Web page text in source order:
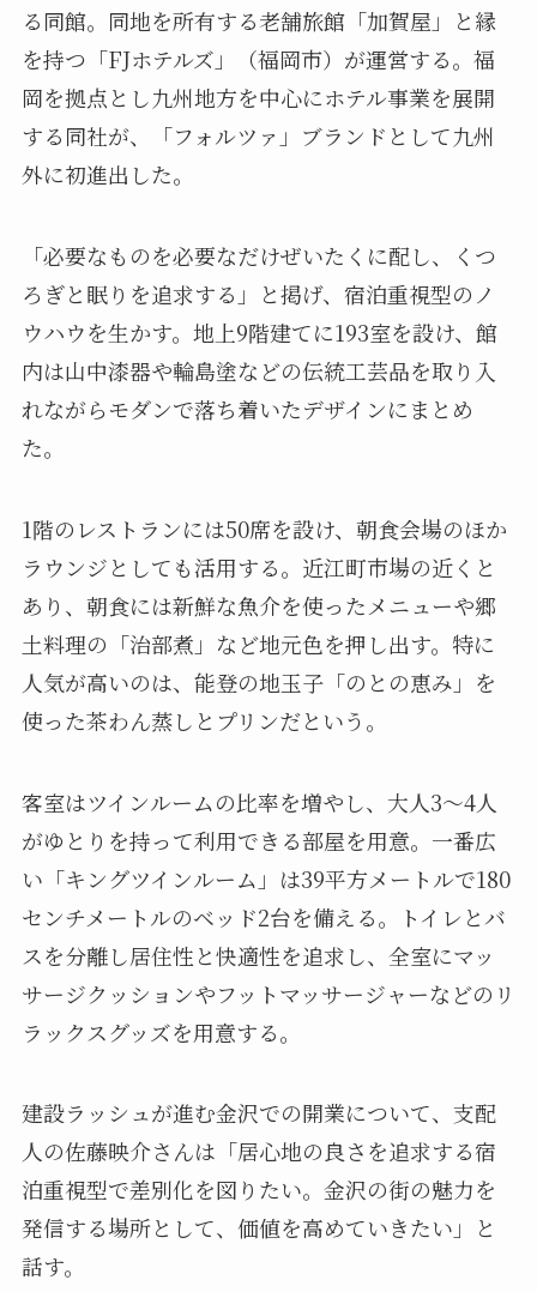
る同館。同地を所有する老舗旅館「加賀屋」と縁
を持つ「FJホテルズ」（福岡市）が運営する。福
岡を拠点とし九州地方を中心にホテル事業を展開
する同社が、「フォルツァ」ブランドとして九州
外に初進出した。
「必要なものを必要なだけぜいたくに配し、くつ
ろぎと眠りを追求する」と掲げ、宿泊重視型のノ
ウハウを生かす。地上9階建てに193室を設け、館
内は山中漆器や輪島塗などの伝統工芸品を取り入
れながらモダンで落ち着いたデザインにまとめ
た。
1階のレストランには50席を設け、朝食会場のほか
ラウンジとしても活用する。近江町市場の近くと
あり、朝食には新鮮な魚介を使ったメニューや郷
土料理の「治部煮」など地元色を押し出す。特に
人気が高いのは、能登の地玉子「のとの恵み」を
使った茶わん蒸しとプリンだという。
客室はツインルームの比率を増やし、大人3～4人
がゆとりを持って利用できる部屋を用意。一番広
い「キングツインルーム」は39平方メートルで180
センチメートルのベッド2台を備える。トイレとバ
スを分離し居住性と快適性を追求し、全室にマッ
サージクッションやフットマッサージャーなどのリ
ラックスグッズを用意する。
建設ラッシュが進む金沢での開業について、支配
人の佐藤映介さんは「居心地の良さを追求する宿
泊重視型で差別化を図りたい。金沢の街の魅力を
発信する場所として、価値を高めていきたい」と
話す。